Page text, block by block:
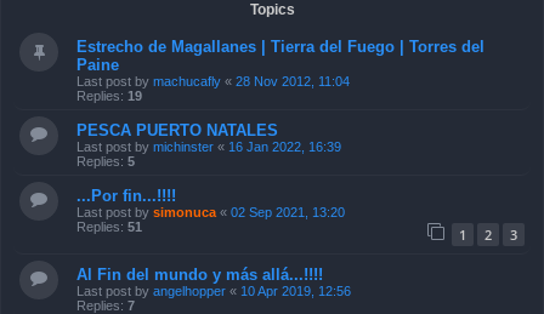
Topics
Estrecho de Magallanes | Tierra del Fuego | Torres del
Paine
Last post by machucafly « 28 Nov 2012, 11:04
Replies: 19
PESCA PUERTO NATALES
Last post by michinster « 16 Jan 2022, 16:39
Replies: 5
...Por fin...!!!!
Last post by simonuca « 02 Sep 2021, 13:20
Replies: 51 1 2 3
Al Fin del mundo y más allá...!!!!
Last post by angelhopper « 10 Apr 2019, 12:56
Replies: 7